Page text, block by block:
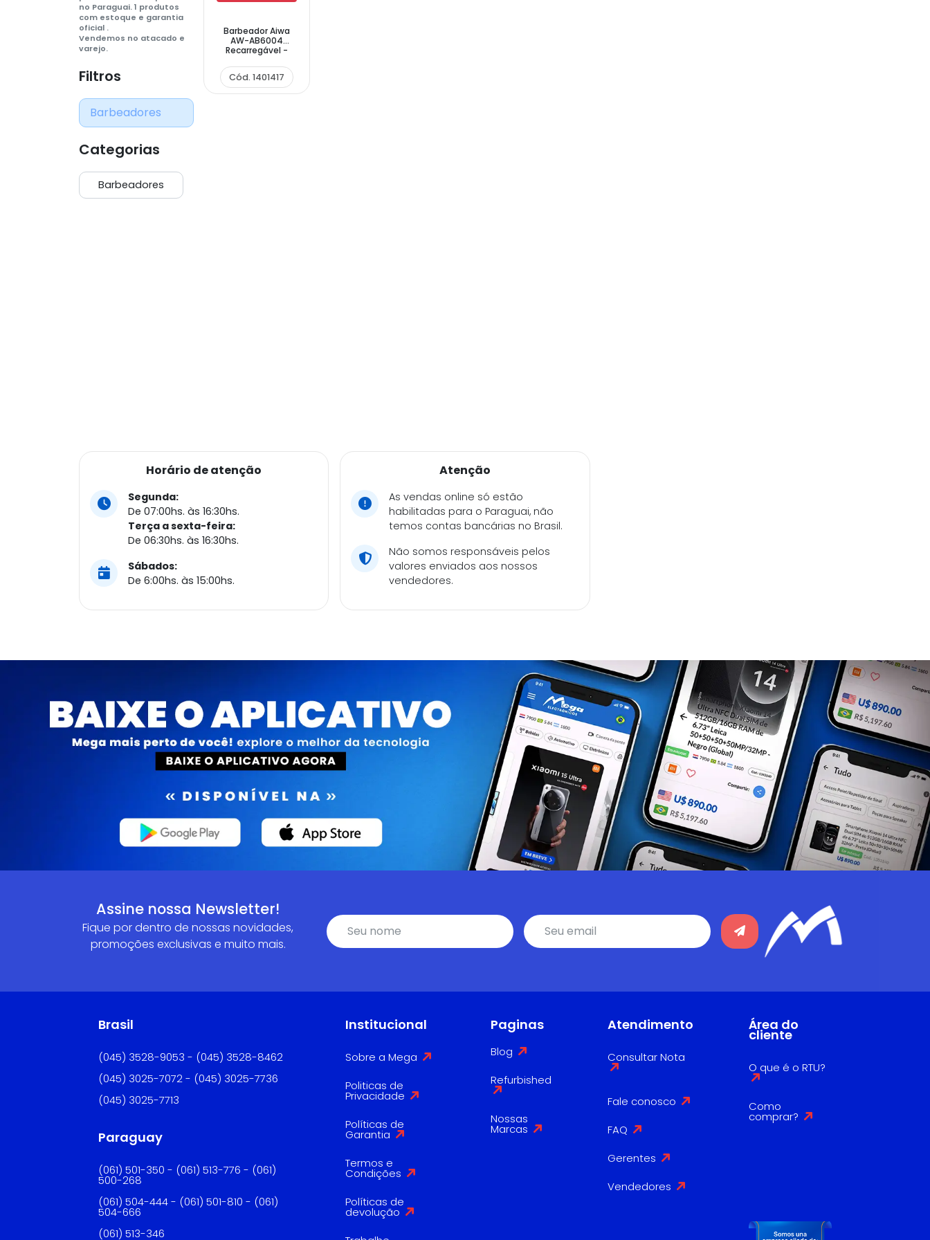
no Paraguai. 1 produtos
com estoque e garantia
oficial .
Vendemos no atacado e
varejo.
Filtros
Barbeadores
Categorias
Barbeadores
Barbeador Aiwa
AW-AB6004
Recarregável -
Cód. 1401417
Horário de atenção
Segunda:
De 07:00hs. às 16:30hs.
Terça a sexta-feira:
De 06:30hs. às 16:30hs.
Sábados:
De 6:00hs. às 15:00hs.
Atenção
As vendas online só estão
habilitadas para o Paraguai, não
temos contas bancárias no Brasil.
Não somos responsáveis pelos
valores enviados aos nossos
vendedores.
Assine nossa Newsletter!
Fique por dentro de nossas novidades,
promoções exclusivas e muito mais.
Brasil
(045) 3528-9053 - (045) 3528-8462
(045) 3025-7072 - (045) 3025-7736
(045) 3025-7713
Paraguay
(061) 501-350 - (061) 513-776 - (061)
500-268
(061) 504-444 - (061) 501-810 - (061)
504-666
(061) 513-346
Institucional
Sobre a Mega
Politicas de
Privacidade
Políticas de
Garantia
Termos e
Condições
Políticas de
devolução
Paginas
Blog
Refurbished
Nossas
Marcas
Atendimento
Consultar Nota
Fale conosco
FAQ
Gerentes
Vendedores
Área do
cliente
O que é o RTU?
Como
comprar?